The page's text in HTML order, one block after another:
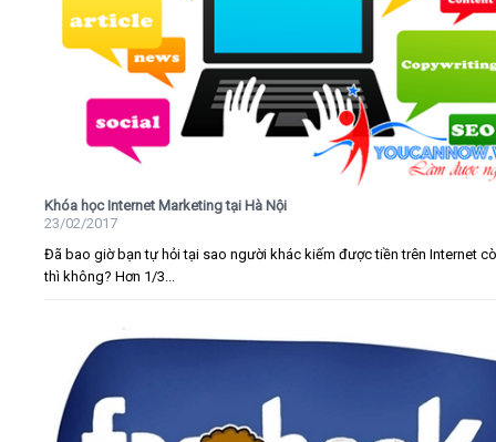
Khóa học Internet Marketing tại Hà Nội
23/02/2017
Đã bao giờ bạn tự hỏi tại sao người khác kiếm được tiền trên Internet
thì không? Hơn 1/3...